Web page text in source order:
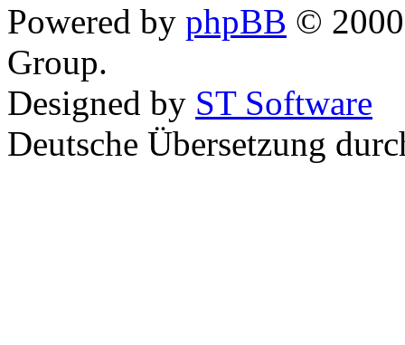
Powered by phpBB ©
Group.
Designed by ST Software
Deutsche Übersetzung